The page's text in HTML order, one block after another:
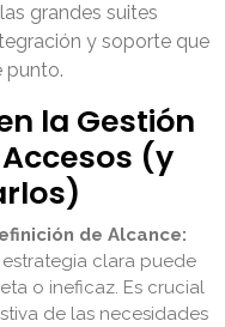
grandes suites
y soporte que
punto.
la Gestión
(y
de Alcance:
estrategia clara puede
o ineficaz. Es crucial
de las necesidades